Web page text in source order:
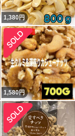
1,380円
1,580円